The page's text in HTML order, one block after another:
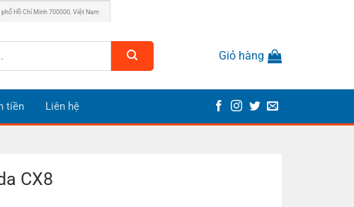
Hồ Chí Minh 700000, Việt Nam
Giỏ hàng
tiền Liên hệ
CX8